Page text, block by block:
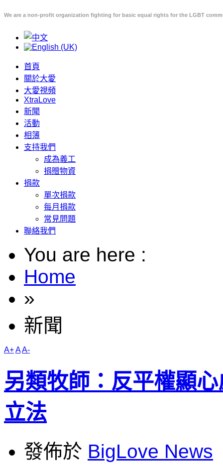
We are a non-profit organization fighting for basic equal rights for the LGBT
首頁
關於大愛
大愛視頻
XtraLove
新聞
活動
相簿
支持我們
成為義工
捐贈物資
捐款
單次捐款
每月捐款
常見問題
聯絡我們
You are here :
Home
»
新聞
A+AA-
另類牧師：反平權顯
立法
發佈於 BigLove News